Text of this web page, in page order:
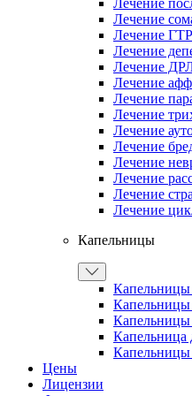
Лечение
Лечение
Лечение ГТР
Лечение
Лечение
Лечение
Лечение
Лечение
Лечение
Лечение
Лечение
Лечение
Лечение
Лечение
Капельницы
Капельницы
Капельница
Капельницы
Цены
Лицензии